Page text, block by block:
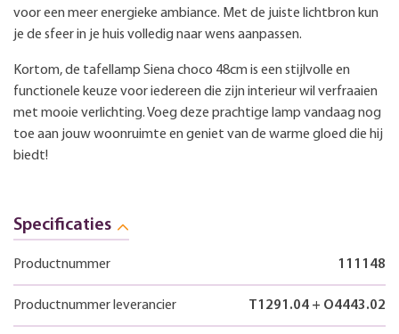
voor een meer energieke ambiance. Met de juiste lichtbron kun
je de sfeer in je huis volledig naar wens aanpassen.
Kortom, de tafellamp Siena choco 48cm is een stijlvolle en
functionele keuze voor iedereen die zijn interieur wil verfraaien
met mooie verlichting. Voeg deze prachtige lamp vandaag nog
toe aan jouw woonruimte en geniet van de warme gloed die hij
biedt!
Specificaties
Productnummer 111148
Productnummer leverancier T1291.04 + O4443.02